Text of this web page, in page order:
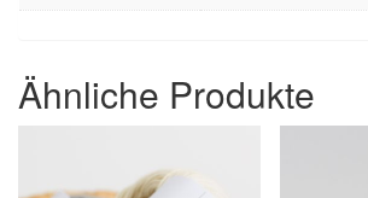
Ähnliche Produkte